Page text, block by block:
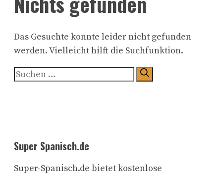
Das Gesuchte konnte leider nicht gefunden
werden. Vielleicht hilft die Suchfunktion.
Suchen
Super Spanisch.de
Super-Spanisch.de bietet kostenlose